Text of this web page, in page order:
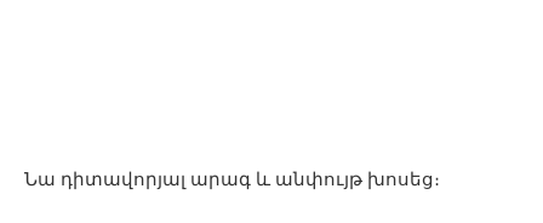
Նա դիտավորյալ արագ և անփույթ խոսեց։